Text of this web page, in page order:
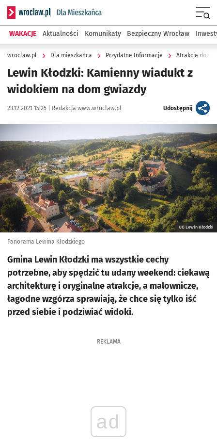
Serwis informacyjny wroclaw.pl podserwis: Dla mieszkańca
WAKACJE Aktualności Komunikaty Bezpieczny Wrocław
wroclaw.pl Dla mieszkańca Przydatne Informacje Atrakcje
Lewin Kłodzki: Kamienny wiadukt z
widokiem na dom gwiazdy
Data publikacji:
23.12.2021 15:25 | Autor:
Redakcja www.wroclaw.pl Udostępnijartykuł
UG Lewin Kłodzki
Panorama Lewina Kłodzkiego
Gmina Lewin Kłodzki ma wszystkie cechy
potrzebne, aby spędzić tu udany weekend: ciekawą
architekturę i oryginalne atrakcje, a malownicze,
łagodne wzgórza sprawiają, że chce się tylko iść
przed siebie i podziwiać widoki.
REKLAMA
ad